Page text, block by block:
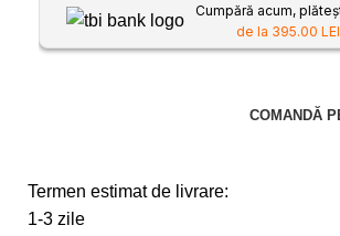
Cumpără acum,
de la 395.00
COMANDĂ
Termen estimat de livrare:
1-3 zile